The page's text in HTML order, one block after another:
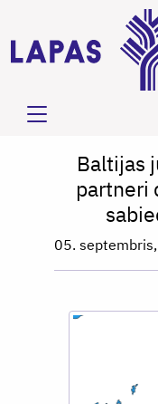
Baltijas
partneri
05.